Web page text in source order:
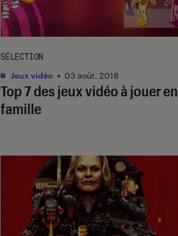
Top 7 des jeux vidéo à jouer en
famille
SÉLECTION
Jeux vidéo • 03 août. 2018